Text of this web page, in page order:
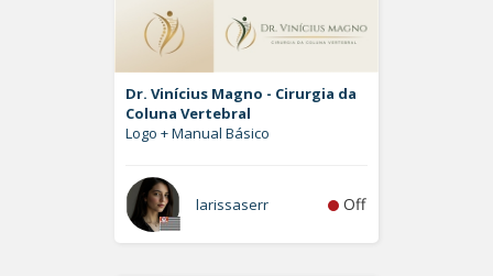
Dr. Vinícius Magno - Cirurgia da
Coluna Vertebral
Logo + Manual Básico
larissaserr Off